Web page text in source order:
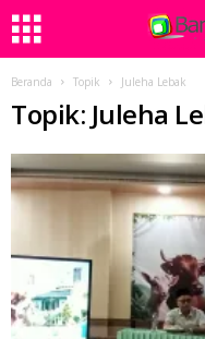
Beranda Topik Juleha Lebak
Topik: Juleha